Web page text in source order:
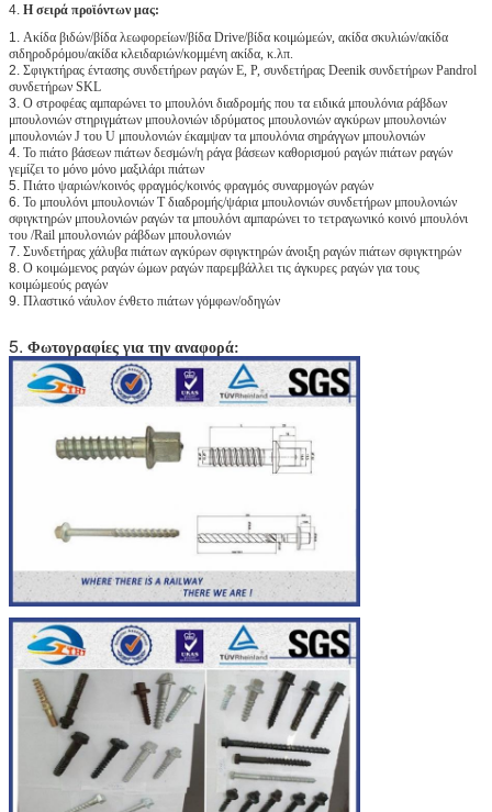
4. Η σειρά προϊόντων μας:
1. Ακίδα βιδών/βίδα λεωφορείων/βίδα Drive/βίδα κοιμώμεών, ακίδα σκυλιών/ακίδα
σιδηροδρόμου/ακίδα κλειδαριών/κομμένη ακίδα, κ.λπ.
2. Σφιγκτήρας έντασης συνδετήρων ραγών Ε, Ρ, συνδετήρας Deenik συνδετήρων Pandrol
συνδετήρων SKL
3. Ο στροφέας αμπαρώνει το μπουλόνι διαδρομής που τα ειδικά μπουλόνια ράβδων
μπουλονιών στηριγμάτων μπουλονιών ιδρύματος μπουλονιών αγκύρων μπουλονιών
μπουλονιών J του U μπουλονιών έκαμψαν τα μπουλόνια σηράγγων μπουλονιών
4. Το πιάτο βάσεων πιάτων δεσμών/η ράγα βάσεων καθορισμού ραγών πιάτων ραγών
γεμίζει το μόνο μόνο μαξιλάρι πιάτων
5. Πιάτο ψαριών/κοινός φραγμός/κοινός φραγμός συναρμογών ραγών
6. Το μπουλόνι μπουλονιών Τ διαδρομής/ψάρια μπουλονιών συνδετήρων μπουλονιών
σφιγκτηρών μπουλονιών ραγών τα μπουλόνι αμπαρώνει το τετραγωνικό κοινό μπουλόνι
του /Rail μπουλονιών ράβδων μπουλονιών
7. Συνδετήρας χάλυβα πιάτων αγκύρων σφιγκτηρών άνοιξη ραγών πιάτων σφιγκτηρών
8. Ο κοιμώμενος ραγών ώμων ραγών παρεμβάλλει τις άγκυρες ραγών για τους
κοιμώμεούς ραγών
9. Πλαστικό νάυλον ένθετο πιάτων γόμφων/οδηγών
5. Φωτογραφίες για την αναφορά: